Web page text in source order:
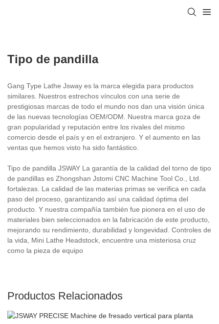
Tipo de pandilla
Gang Type Lathe Jsway es la marca elegida para productos
similares. Nuestros estrechos vínculos con una serie de
prestigiosas marcas de todo el mundo nos dan una visión única
de las nuevas tecnologías OEM/ODM. Nuestra marca goza de
gran popularidad y reputación entre los rivales del mismo
comercio desde el país y en el extranjero. Y el aumento en las
ventas que hemos visto ha sido fantástico.
Tipo de pandilla JSWAY La garantía de la calidad del torno de tipo
de pandillas es Zhongshan Jstomi CNC Machine Tool Co., Ltd.
fortalezas. La calidad de las materias primas se verifica en cada
paso del proceso, garantizando así una calidad óptima del
producto. Y nuestra compañía también fue pionera en el uso de
materiales bien seleccionados en la fabricación de este producto,
mejorando su rendimiento, durabilidad y longevidad. Controles de
la vida, Mini Lathe Headstock, encuentre una misteriosa cruz
como la pieza de equipo
Productos Relacionados